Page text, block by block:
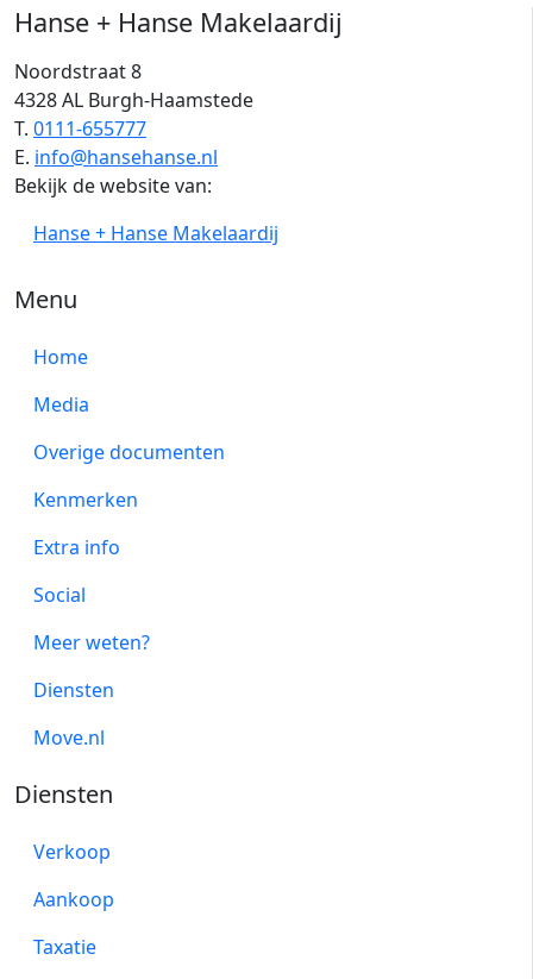
Hanse + Hanse Makelaardij
Noordstraat 8
4328 AL Burgh-Haamstede
T. 0111-655777
E. info@hansehanse.nl
Bekijk de website van:
Hanse + Hanse Makelaardij
Menu
Home
Media
Overige documenten
Kenmerken
Extra info
Social
Meer weten?
Diensten
Move.nl
Diensten
Verkoop
Aankoop
Taxatie